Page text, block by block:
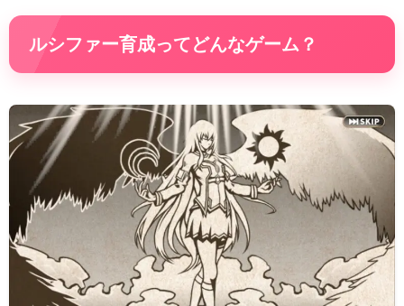
ルシファー育成ってどんなゲーム？